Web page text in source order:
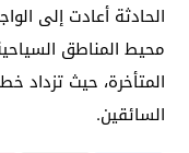
الحادثة أعادت إلى
محيط المناطق
المتأخرة، حيث تزداد
السائقين.